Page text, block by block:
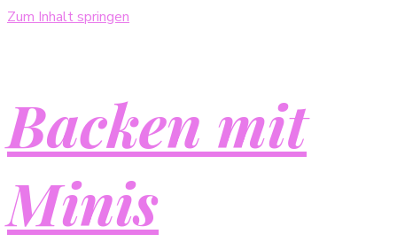
Zum Inhalt springen
Backen mit
Minis